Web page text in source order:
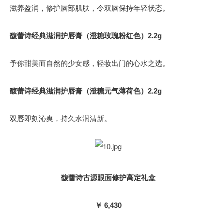
滋养盈润，修护唇部肌肤，令双唇保持年轻状态。
馥蕾诗经典滋润护唇膏（澄糖玫瑰粉红色）2.2g
予你甜美而自然的少女感，轻妆出门的心水之选。
馥蕾诗经典滋润护唇膏（澄糖元气薄荷色）2.2g
双唇即刻沁爽，持久水润清新。
馥蕾诗古源眼面修护高定礼盒
￥ 6,430